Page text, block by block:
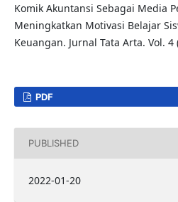
Komik Akuntansi Sebagai Media
Meningkatkan Motivasi Belajar
Keuangan. Jurnal Tata Arta. Vol. 4
PDF
PUBLISHED
2022-01-20